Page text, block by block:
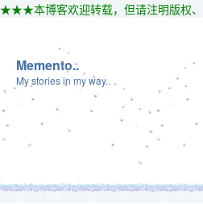
★★★本博客欢迎转载，但请注明版权、
Memento..
My stories in my way..